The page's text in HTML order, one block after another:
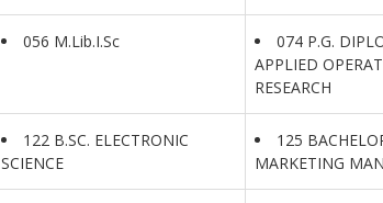
056 M.Lib.I.Sc
074 P.G.
APPLIED
RESEARCH
122 B.SC. ELECTRONIC
SCIENCE
125
MARKETING